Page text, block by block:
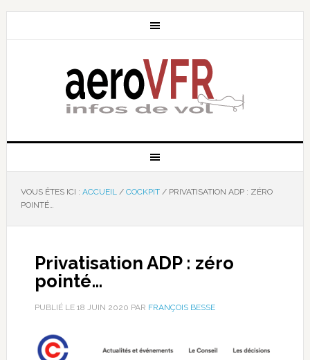
VOUS ÊTES ICI : ACCUEIL / COCKPIT /PRIVATISATION ADP : ZÉRO
POINTÉ…
Privatisation ADP : zéro
pointé…
PUBLIÉ LE 18 JUIN 2020 PAR FRANÇOIS BESSE